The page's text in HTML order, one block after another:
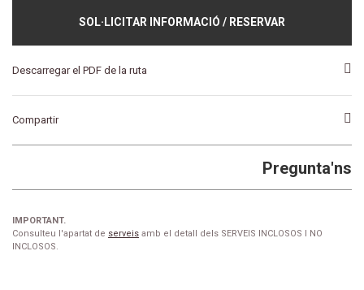
SOL·LICITAR INFORMACIÓ / RESERVAR
Descarregar el PDF de la ruta
Compartir
Pregunta'ns
IMPORTANT.
Consulteu l'apartat de serveis amb el detall dels SERVEIS INCLOSOS I NO
INCLOSOS.